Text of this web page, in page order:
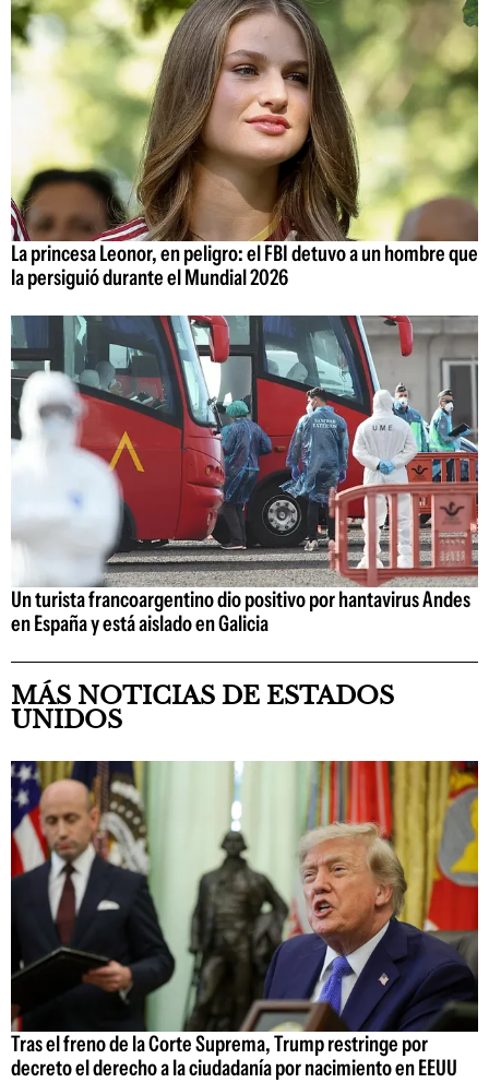
La princesa Leonor, en peligro: el FBI detuvo a un hombre que
la persiguió durante el Mundial 2026
Un turista francoargentino dio positivo por hantavirus Andes
en España y está aislado en Galicia
MÁS NOTICIAS DE ESTADOS
UNIDOS
Tras el freno de la Corte Suprema, Trump restringe por
decreto el derecho a la ciudadanía por nacimiento en EEUU